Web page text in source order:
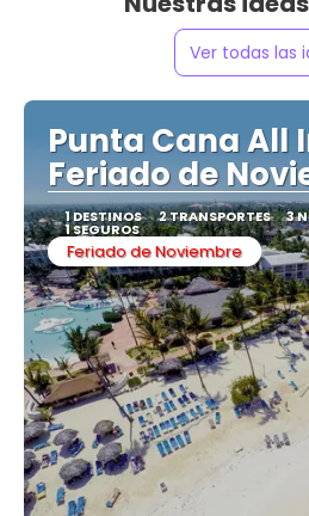
Ver todas las
Punta Cana All
Feriado de
1 DESTINOS 2 TRANSPORTES 3
1 SEGUROS
Feriado de Noviembre